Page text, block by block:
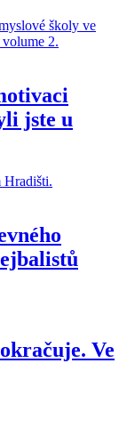
jste u
Ve